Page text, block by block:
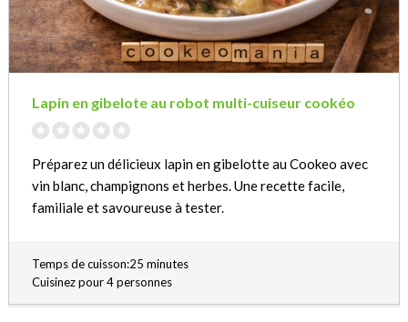
Lapin en gibelote au robot multi-cuiseur cookéo
Préparez un délicieux lapin en gibelotte au Cookeo avec
vin blanc, champignons et herbes. Une recette facile,
familiale et savoureuse à tester.
Temps de cuisson:25 minutes
Cuisinez pour 4 personnes